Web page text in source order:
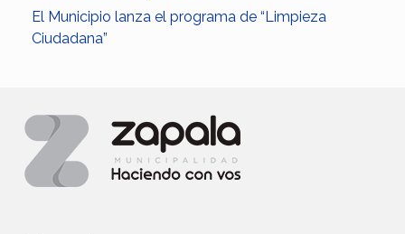
El Municipio lanza el programa de “Limpieza
Ciudadana”